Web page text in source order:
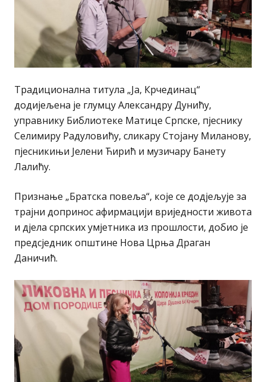
Традиционална титула „Ја, Крчединац“
додијељена је глумцу Александру Дунићу,
управнику Библиотеке Матице Српске, пјеснику
Селимиру Радуловићу, сликару Стојану Миланову,
пјесникињи Јелени Ћирић и музичару Банету
Лалићу.
Признање „Братска повеља“, које се додјељује за
трајни допринос афирмацији вриједности живота
и дјела српских умјетника из прошлости, добио је
предсједник општине Нова Црња Драган
Даничић.